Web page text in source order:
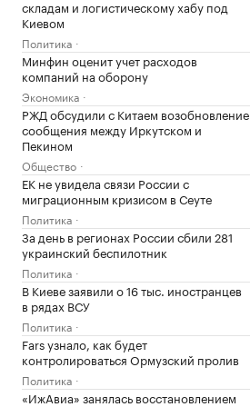
складам и логистическому хабу под
Киевом
Политика
Минфин оценит учет расходов
компаний на оборону
Экономика
РЖД обсудили с Китаем возобновление
сообщения между Иркутском и
Пекином
Общество
ЕК не увидела связи России с
миграционным кризисом в Сеуте
Политика
За день в регионах России сбили 281
украинский беспилотник
Политика
В Киеве заявили о 16 тыс. иностранцев
в рядах ВСУ
Политика
Fars узнало, как будет
контролироваться Ормузский пролив
Политика
«ИжАвиа» занялась восстановлением